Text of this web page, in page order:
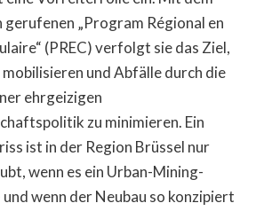
gerufenen „Program Régional en
(PREC) verfolgt sie das Ziel,
mobilisieren und Abfälle durch die
ehrgeizigen
zu minimieren. Ein
ist in der Region Brüssel nur
wenn es ein Urban-Mining-
wenn der Neubau so konzipiert